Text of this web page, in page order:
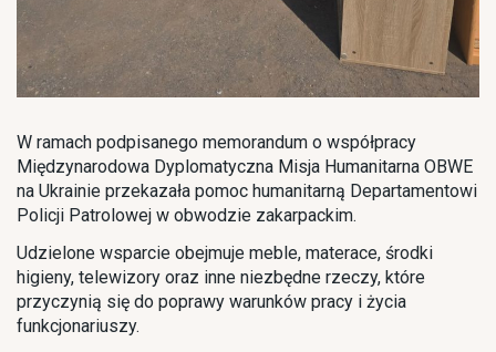
W ramach podpisanego memorandum o współpracy
Międzynarodowa Dyplomatyczna Misja Humanitarna OBWE
na Ukrainie przekazała pomoc humanitarną Departamentowi
Policji Patrolowej w obwodzie zakarpackim.
Udzielone wsparcie obejmuje meble, materace, środki
higieny, telewizory oraz inne niezbędne rzeczy, które
przyczynią się do poprawy warunków pracy i życia
funkcjonariuszy.